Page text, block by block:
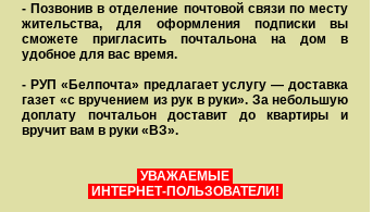
- Позвонив в отделение почтовой связи по месту
жительства, для оформления подписки вы
сможете пригласить почтальона на дом в
удобное для вас время.
- РУП «Белпочта» предлагает услугу — доставка
газет «с вручением из рук в руки». За небольшую
доплату почтальон доставит до квартиры и
вручит вам в руки «ВЗ».
УВАЖАЕМЫЕ
ИНТЕРНЕТ-ПОЛЬЗОВАТЕЛИ!